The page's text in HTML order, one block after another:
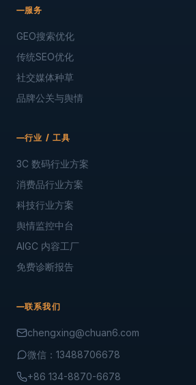
服务
GEO搜索优化
传统SEO优化
社交媒体种草
品牌公关与舆情
行业 / 工具
3C 数码行业方案
消费品行业方案
科技行业方案
舆情监控中台
AIGC 内容工厂
免费诊断报告
联系我们
chengxing@chuan6.com
微信：13488706678
+86 134-8870-6678